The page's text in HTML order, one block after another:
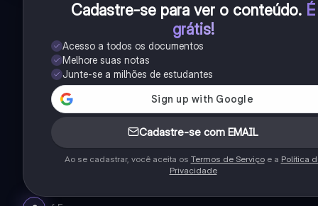
Cadastre-se para ver o conteúdo. É
grátis!
Acesso a todos os documentos
Melhore suas notas
Junte-se a milhões de estudantes
Cadastre-se com EMAIL
Ao se cadastrar, você aceita os Termos de Serviçoe a Política
Privacidade